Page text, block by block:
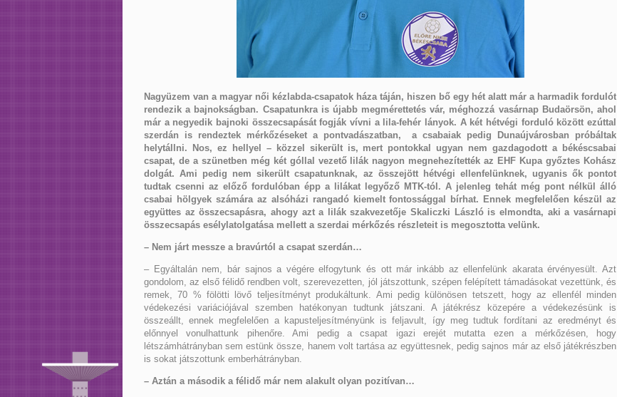
Nagyüzem van a magyar női kézlabda-csapatok háza táján, hiszen bő egy hét alatt már a harmadik fordulót
rendezik a bajnokságban. Csapatunkra is újabb megmérettetés vár, méghozzá vasárnap Budaörsön, ahol
már a negyedik bajnoki összecsapását fogják vívni a lila-fehér lányok. A két hétvégi forduló között ezúttal
szerdán is rendeztek mérkőzéseket a pontvadászatban, a csabaiak pedig Dunaújvárosban próbáltak
helytállni. Nos, ez hellyel – közzel sikerült is, mert pontokkal ugyan nem gazdagodott a békéscsabai
csapat, de a szünetben még két góllal vezető lilák nagyon megnehezítették az EHF Kupa győztes Kohász
dolgát. Ami pedig nem sikerült csapatunknak, az összejött hétvégi ellenfelünknek, ugyanis ők pontot
tudtak csenni az előző fordulóban épp a lilákat legyőző MTK-tól. A jelenleg tehát még pont nélkül álló
csabai hölgyek számára az alsóházi rangadó kiemelt fontossággal bírhat. Ennek megfelelően készül az
együttes az összecsapásra, ahogy azt a lilák szakvezetője Skaliczki László is elmondta, aki a vasárnapi
összecsapás esélylatolgatása mellett a szerdai mérkőzés részleteit is megosztotta velünk.
– Nem járt messze a bravúrtól a csapat szerdán…
– Egyáltalán nem, bár sajnos a végére elfogytunk és ott már inkább az ellenfelünk akarata érvényesült. Azt
gondolom, az első félidő rendben volt, szerevezetten, jól játszottunk, szépen felépített támadásokat vezettünk, és
remek, 70 % fölötti lövő teljesítményt produkáltunk. Ami pedig különösen tetszett, hogy az ellenfél minden
védekezési variációjával szemben hatékonyan tudtunk játszani. A játékrész közepére a védekezésünk is
összeállt, ennek megfelelően a kapusteljesítményünk is feljavult, így meg tudtuk fordítani az eredményt és
előnnyel vonulhattunk pihenőre. Ami pedig a csapat igazi erejét mutatta ezen a mérkőzésen, hogy
létszámhátrányban sem estünk össze, hanem volt tartása az együttesnek, pedig sajnos már az első játékrészben
is sokat játszottunk emberhátrányban.
– Aztán a második a félidő már nem alakult olyan pozitívan…